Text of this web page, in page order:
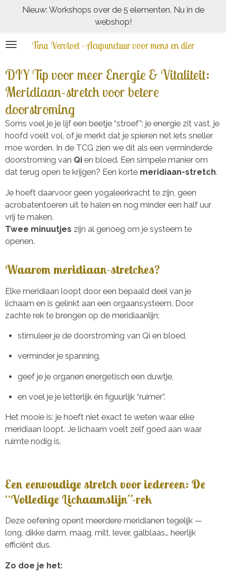
de
Tina Vervloet - Acupunctuur voor mens en dier
Nieuw: Workshops over de 5 elementen. Nu in de
webshop!
DIY Tip voor meer Energie & Vitaliteit:
Meridiaan-stretch voor betere
doorstroming
Soms voel je je lijf een beetje “stroef”: je energie zit vast, je
hoofd voelt vol, of je merkt dat je spieren net iets sneller
moe worden. In de TCG zien we dit als een verminderde
doorstroming van Qi en bloed. Een simpele manier om
dat terug open te krijgen? Een korte meridiaan-stretch.
Je hoeft daarvoor geen yogaleerkracht te zijn, geen
acrobatentoeren uit te halen en nog minder een half uur
vrij te maken.
Twee minuutjes zijn al genoeg om je systeem te
openen.
Waarom meridiaan-stretches?
Elke meridiaan loopt door een bepaald deel van je
lichaam en is gelinkt aan een orgaansysteem. Door
zachte rek te brengen op de meridiaanlijn:
stimuleer je de doorstroming van Qi en bloed,
verminder je spanning,
geef je je organen energetisch een duwtje,
en voel je je letterlijk én figuurlijk “ruimer”.
Het mooie is: je hoeft niet exact te weten waar elke
meridiaan loopt. Je lichaam voelt zelf goed aan waar
ruimte nodig is.
Een eenvoudige stretch voor iedereen: De
“Volledige Lichaamslijn”-rek
Deze oefening opent meerdere meridianen tegelijk —
long, dikke darm, maag, milt, lever, galblaas… heerlijk
efficiënt dus.
Zo doe je het: